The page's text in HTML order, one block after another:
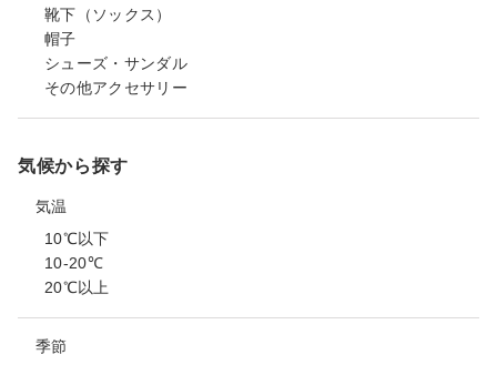
靴下（ソックス）
帽子
シューズ・サンダル
その他アクセサリー
気候から探す
気温
10℃以下
10-20℃
20℃以上
季節